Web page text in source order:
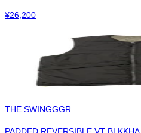
¥26,200
THE SWINGGGR
PADDED REVERSIBLE VT BLKKHA